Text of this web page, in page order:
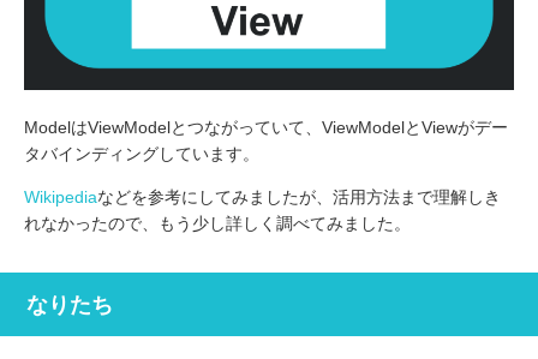
ModelはViewModelとつながっていて、ViewModelとViewがデー
タバインディングしています。
Wikipediaなどを参考にしてみましたが、活用方法まで理解しき
れなかったので、もう少し詳しく調べてみました。
なりたち